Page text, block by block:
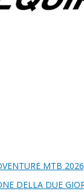
MTB
DELLA DUE